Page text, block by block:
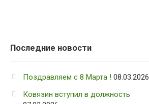
Последние новости
Поздравляем с 8 Марта ! 08.03.2026
Ковязин вступил в должность